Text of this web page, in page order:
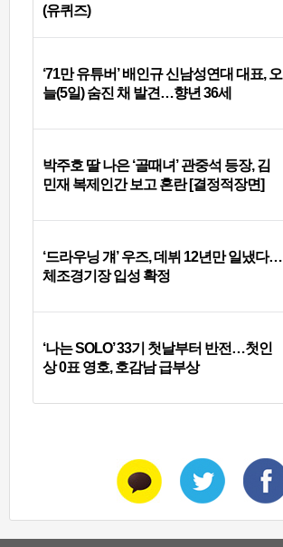
(유퀴즈)
‘71만 유튜버’ 배인규 신남성연대 대표, 오
늘(5일) 숨진 채 발견…향년 36세
박주호 딸 나은 ‘골때녀’ 관중석 등장, 김
민재 복제인간 보고 혼란 [결정적장면]
‘드라우닝 걔’ 우즈, 데뷔 12년만 일냈다…
체조경기장 입성 확정
‘나는 SOLO’ 33기 첫날부터 반전…첫인
상 0표 영호, 호감남 급부상